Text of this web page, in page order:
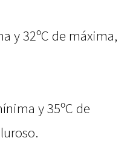
y 32ºC de máxima,
y 35ºC de